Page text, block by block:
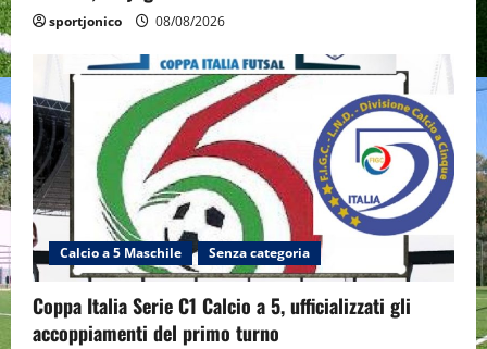
sportjonico 08/08/2026
Calcio a 5 Maschile Senza categoria
Coppa Italia Serie C1 Calcio a 5, ufficializzati gli
accoppiamenti del primo turno